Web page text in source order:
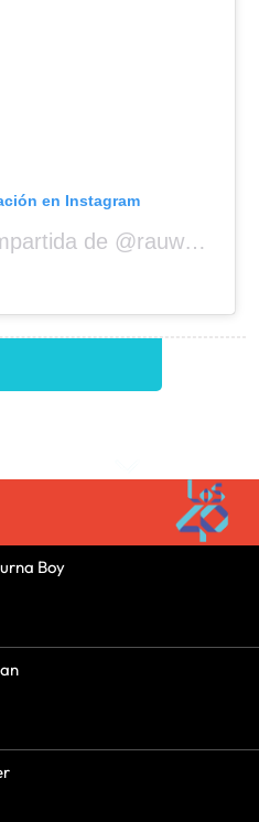
en Instagram
Una publicación compartida de @rauwalejandro
Boy